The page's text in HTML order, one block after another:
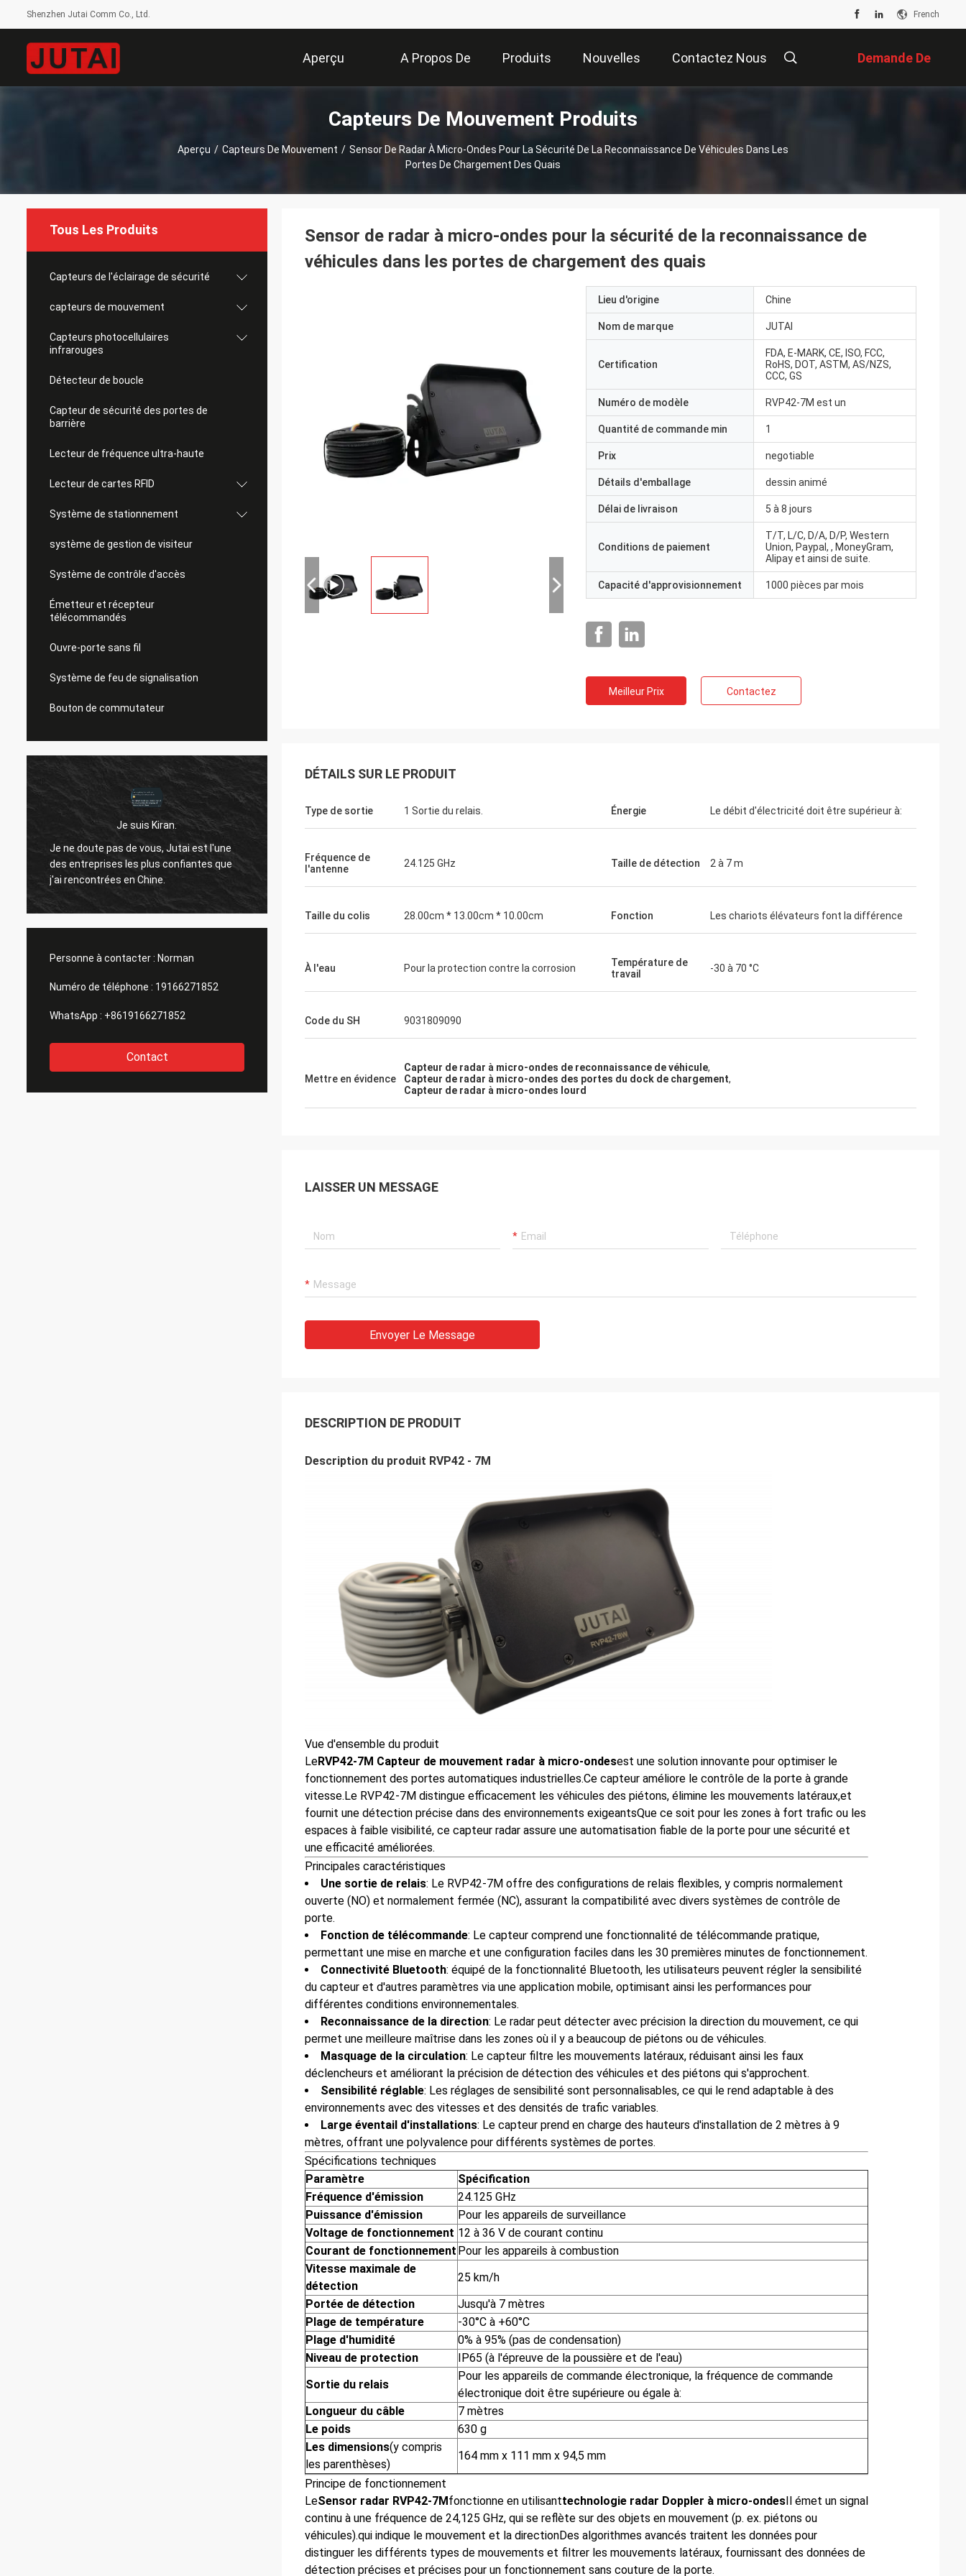
Shenzhen Jutai Comm Co., Ltd. French
Aperçu A Propos De
Nous
Produits Nouvelles Contactez Nous Demande De
Soumission
Capteurs De Mouvement Produits
Aperçu / Capteurs De Mouvement / Sensor De Radar À Micro-Ondes Pour La Sécurité De La Reconnaissance De Véhicules Dans Les
Portes De Chargement Des Quais
Tous Les Produits
Capteurs de l'éclairage de sécurité
capteurs de mouvement
Capteurs photocellulaires
infrarouges
Détecteur de boucle
Capteur de sécurité des portes de
barrière
Lecteur de fréquence ultra-haute
Lecteur de cartes RFID
Système de stationnement
système de gestion de visiteur
Système de contrôle d'accès
Émetteur et récepteur
télécommandés
Ouvre-porte sans fil
Système de feu de signalisation
Bouton de commutateur
Je suis Kiran.
Je ne doute pas de vous, Jutai est l'une
des entreprises les plus confiantes que
j'ai rencontrées en Chine.
Le Burook
ne t'avais pas prévenu. Tout s'est bien
passé.ils ont adoré l'article (en supposant
qu'il tiendra pendant les 10 prochaines
Personne à contacter : Norman
Numéro de téléphone : 19166271852
WhatsApp : +8619166271852
Contact
Sensor de radar à micro-ondes pour la sécurité de la reconnaissance de
véhicules dans les portes de chargement des quais
Lieu d'origine Chine
Nom de marque JUTAI
Certification
FDA, E-MARK, CE, ISO, FCC,
RoHS, DOT, ASTM, AS/NZS,
CCC, GS
Numéro de modèle RVP42-7M est un
Quantité de commande min 1
Prix negotiable
Détails d'emballage dessin animé
Délai de livraison 5 à 8 jours
Conditions de paiement
T/T, L/C, D/A, D/P, Western
Union, Paypal, , MoneyGram,
Alipay et ainsi de suite.
Capacité d'approvisionnement 1000 pièces par mois
Meilleur Prix Contactez
DÉTAILS SUR LE PRODUIT
Type de sortie 1 Sortie du relais. Énergie Le débit d'électricité doit être supérieur à:
Fréquence de
l'antenne
24.125 GHz Taille de détection 2 à 7 m
Taille du colis 28.00cm * 13.00cm * 10.00cm Fonction Les chariots élévateurs font la différence
À l'eau Pour la protection contre la corrosion
Température de
travail
-30 à 70 °C
Code du SH 9031809090
Mettre en évidence
Capteur de radar à micro-ondes de reconnaissance de véhicule,
Capteur de radar à micro-ondes des portes du dock de chargement,
Capteur de radar à micro-ondes lourd
LAISSER UN MESSAGE
Envoyer Le Message
DESCRIPTION DE PRODUIT
Description du produit RVP42 - 7M
Vue d'ensemble du produit
LeRVP42-7M Capteur de mouvement radar à micro-ondesest une solution innovante pour optimiser le
fonctionnement des portes automatiques industrielles.Ce capteur améliore le contrôle de la porte à grande
vitesse.Le RVP42-7M distingue efficacement les véhicules des piétons, élimine les mouvements latéraux,et
fournit une détection précise dans des environnements exigeantsQue ce soit pour les zones à fort trafic ou les
espaces à faible visibilité, ce capteur radar assure une automatisation fiable de la porte pour une sécurité et
une efficacité améliorées.
Principales caractéristiques
Une sortie de relais: Le RVP42-7M offre des configurations de relais flexibles, y compris normalement
ouverte (NO) et normalement fermée (NC), assurant la compatibilité avec divers systèmes de contrôle de
porte.
Fonction de télécommande: Le capteur comprend une fonctionnalité de télécommande pratique,
permettant une mise en marche et une configuration faciles dans les 30 premières minutes de fonctionnement.
Connectivité Bluetooth: équipé de la fonctionnalité Bluetooth, les utilisateurs peuvent régler la sensibilité
du capteur et d'autres paramètres via une application mobile, optimisant ainsi les performances pour
différentes conditions environnementales.
Reconnaissance de la direction: Le radar peut détecter avec précision la direction du mouvement, ce qui
permet une meilleure maîtrise dans les zones où il y a beaucoup de piétons ou de véhicules.
Masquage de la circulation: Le capteur filtre les mouvements latéraux, réduisant ainsi les faux
déclencheurs et améliorant la précision de détection des véhicules et des piétons qui s'approchent.
Sensibilité réglable: Les réglages de sensibilité sont personnalisables, ce qui le rend adaptable à des
environnements avec des vitesses et des densités de trafic variables.
Large éventail d'installations: Le capteur prend en charge des hauteurs d'installation de 2 mètres à 9
mètres, offrant une polyvalence pour différents systèmes de portes.
Spécifications techniques
Paramètre
Spécification
Fréquence d'émission
24.125 GHz
Puissance d'émission
Pour les appareils de surveillance
Voltage de fonctionnement 12 à 36 V de courant continu
Courant de fonctionnement Pour les appareils à combustion
Vitesse maximale de
détection
25 km/h
Portée de détection
Jusqu'à 7 mètres
Plage de température
-30°C à +60°C
Plage d'humidité
0% à 95% (pas de condensation)
Niveau de protection
IP65 (à l'épreuve de la poussière et de l'eau)
Sortie du relais
Pour les appareils de commande électronique, la fréquence de commande
électronique doit être supérieure ou égale à:
Longueur du câble
7 mètres
Le poids
630 g
Les dimensions(y compris
les parenthèses)
164 mm x 111 mm x 94,5 mm
Principe de fonctionnement
LeSensor radar RVP42-7Mfonctionne en utilisanttechnologie radar Doppler à micro-ondesIl émet un signal
continu à une fréquence de 24,125 GHz, qui se reflète sur des objets en mouvement (p. ex. piétons ou
véhicules).qui indique le mouvement et la directionDes algorithmes avancés traitent les données pour
distinguer les différents types de mouvements et filtrer les mouvements latéraux, fournissant des données de
détection précises et précises pour un fonctionnement sans couture de la porte.